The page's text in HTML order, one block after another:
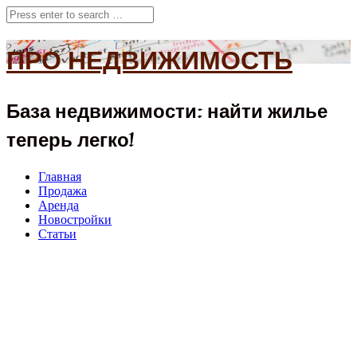
ПРО НЕДВИЖИМОСТЬ
База недвижимости: найти жилье
теперь легко!
Главная
Продажа
Аренда
Новостройки
Статьи